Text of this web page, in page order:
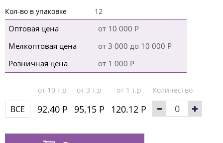
Кол-во в упаковке
12
Оптовая цена
от 10 000 Р
Мелкоптовая цена
от 3 000 до 10 000 Р
Розничная цена
от 1 000 Р
от 10 т.р от 3 т.р от 1 т.р Количество
ВСЕ 92.40 Р 95.15 Р 120.12 Р